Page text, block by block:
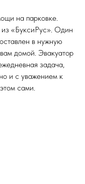
на парковке.
«БуксиРус». Один
в нужную
домой. Эвакуатор
задача,
и с уважением к
сами.